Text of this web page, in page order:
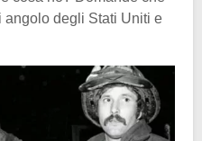
angolo degli Stati Uniti e